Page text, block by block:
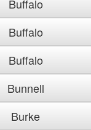
Buffalo
Buffalo
Buffalo
Bunnell
Burke